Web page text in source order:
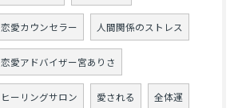
恋愛カウンセラー 人間関係のストレス
恋愛アドバイザー宮ありさ
ヒーリングサロン 愛される 全体運